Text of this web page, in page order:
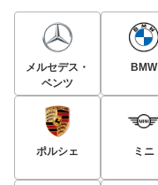
メルセデス・
ベンツ
BMW
ポルシェ ミニ